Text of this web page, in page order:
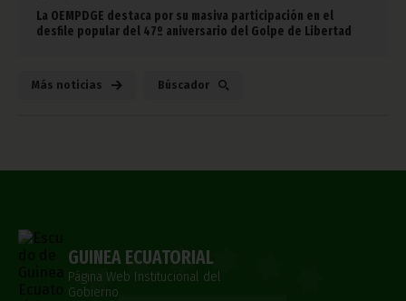
La OEMPDGE destaca por su masiva participación en el
desfile popular del 47º aniversario del Golpe de Libertad
Más noticias Búscador
GUINEA ECUATORIAL
Página Web Institucional del
Gobierno